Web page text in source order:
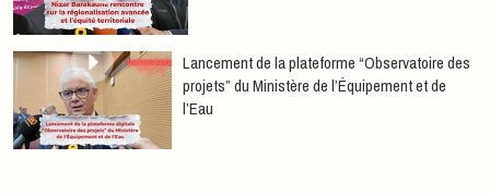
Hatim Ammor En Concert Exclusif à Tanger : Un
show Live Exceptionnel Cet été !